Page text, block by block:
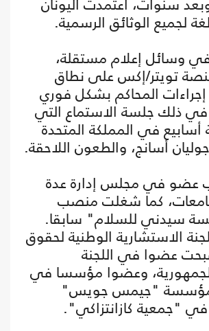
لجميع الوثائق الرسمية.
في وسائل إعلام مستقلة،
تويتر/إكس على نطاق
المحاكم بشكل فوري
ذلك جلسة الاستماع التي
أسابيع في المملكة المتحدة
أسانج، والطعون اللاحقة.
في مجلس إدارة عدة
كما شغلت منصب
سيدني للسلام" سابقا.
الاستشارية الوطنية لحقوق
عضوا في اللجنة
وعضوا مؤسسا في
مؤسسة "جيمس جويس"
"جمعية كازانتزاكي".